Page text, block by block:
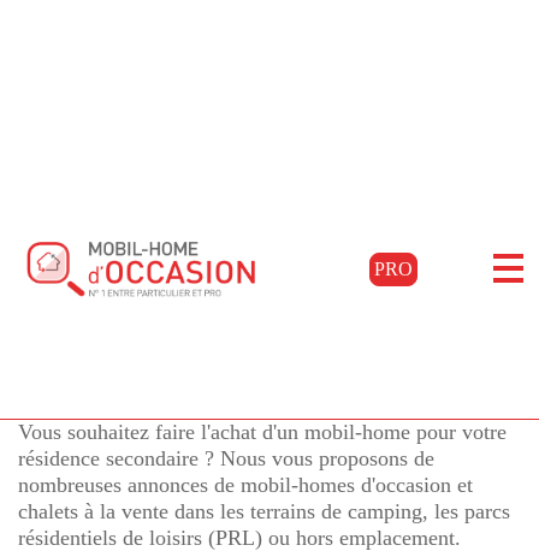
PRO
Mobil-homes d'occasion à
SALLES, Gironde
Vous souhaitez faire l'achat d'un mobil-home pour votre
résidence secondaire ? Nous vous proposons de
nombreuses annonces de mobil-homes d'occasion et
chalets à la vente dans les terrains de camping, les parcs
résidentiels de loisirs (PRL) ou hors emplacement.